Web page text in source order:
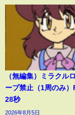
（無編集）ミラクル
ープ禁止（1周のみ）
28秒
2026年8月5日